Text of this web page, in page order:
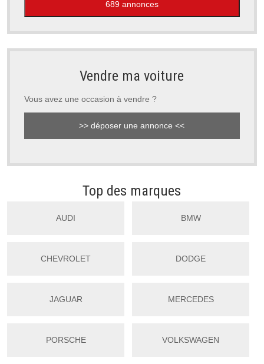
Vendre ma voiture
Vous avez une occasion à vendre ?
>> déposer une annonce <<
Top des marques
AUDI BMW
CHEVROLET DODGE
JAGUAR MERCEDES
PORSCHE VOLKSWAGEN